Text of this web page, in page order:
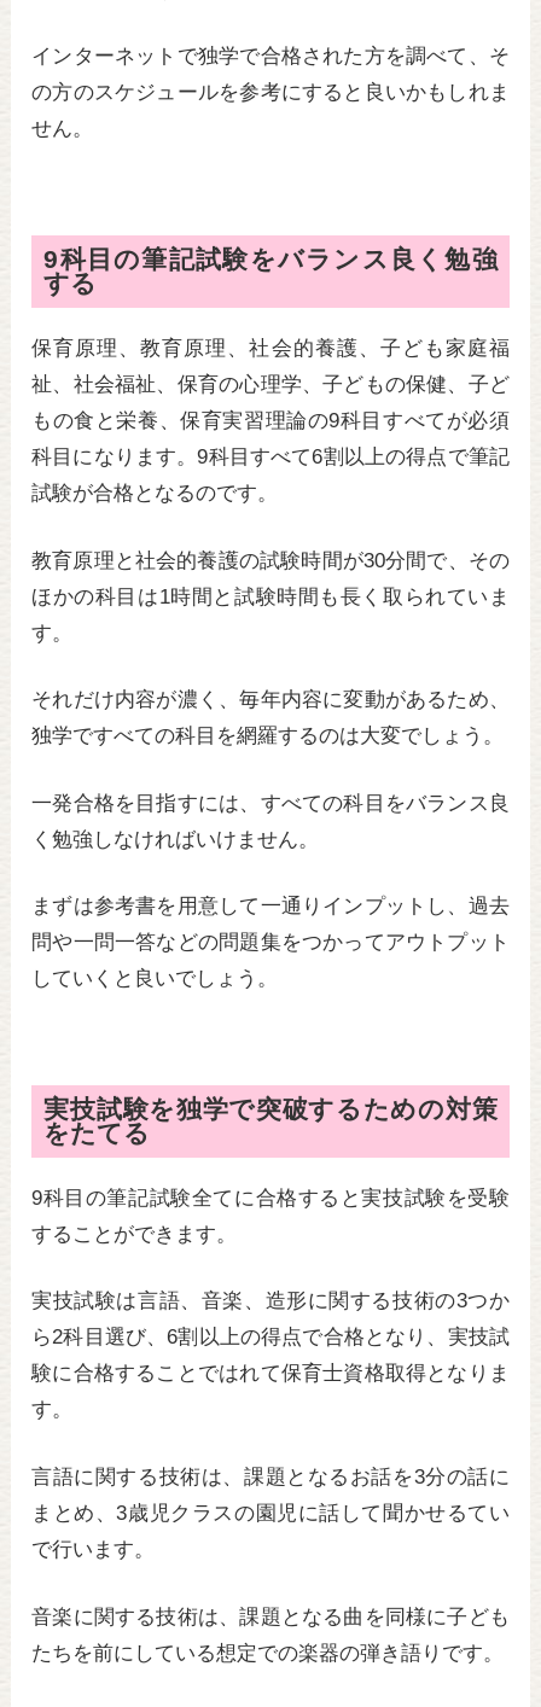
インターネットで独学で合格された方を調べて、そ
の方のスケジュールを参考にすると良いかもしれま
せん。
9科目の筆記試験をバランス良く勉強
する
保育原理、教育原理、社会的養護、子ども家庭福
祉、社会福祉、保育の心理学、子どもの保健、子ど
もの食と栄養、保育実習理論の9科目すべてが必須
科目になります。9科目すべて6割以上の得点で筆記
試験が合格となるのです。
教育原理と社会的養護の試験時間が30分間で、その
ほかの科目は1時間と試験時間も長く取られていま
す。
それだけ内容が濃く、毎年内容に変動があるため、
独学ですべての科目を網羅するのは大変でしょう。
一発合格を目指すには、すべての科目をバランス良
く勉強しなければいけません。
まずは参考書を用意して一通りインプットし、過去
問や一問一答などの問題集をつかってアウトプット
していくと良いでしょう。
実技試験を独学で突破するための対策
をたてる
9科目の筆記試験全てに合格すると実技試験を受験
することができます。
実技試験は言語、音楽、造形に関する技術の3つか
ら2科目選び、6割以上の得点で合格となり、実技試
験に合格することではれて保育士資格取得となりま
す。
言語に関する技術は、課題となるお話を3分の話に
まとめ、3歳児クラスの園児に話して聞かせるてい
で行います。
音楽に関する技術は、課題となる曲を同様に子ども
たちを前にしている想定での楽器の弾き語りです。